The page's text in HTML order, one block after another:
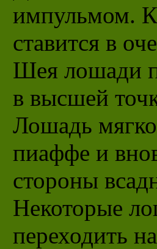
импульмом.
ставится в
Шея лошади
в высшей
Лошадь
пиаффе и
стороны
Некоторые
переходить